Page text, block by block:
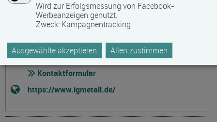
barrierefreier Zugang
069 6693 2388
069 6693 2467
sandra.arnold(at)igmetall.de
Kontaktformular
https://www.igmetall.de/
Wird zur Erfolgsmessung von Facebook-
Werbeanzeigen genutzt.
Zweck: Kampagnentracking
Ausgewählte akzeptieren Allen zustimmen